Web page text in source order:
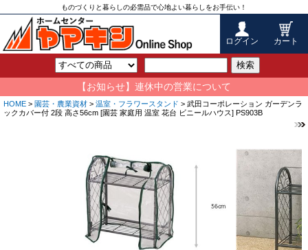
ものづくりと暮らしの必需品で心地よい暮らしをお手伝い！
ログイン カート
検索
【お知らせ】連休中の営業について
HOME > 園芸・農業資材 > 温室・フラワースタンド > 武田コーポレーション ガーデンラ
ックカバー付 2段 高さ56cm [園芸 家庭用 温室 花台 ビニールハウス] PS903B